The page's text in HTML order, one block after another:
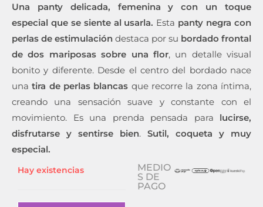
Una panty delicada, femenina y con un toque
especial que se siente al usarla. Esta panty negra con
perlas de estimulación destaca por su bordado frontal
de dos mariposas sobre una flor, un detalle visual
bonito y diferente. Desde el centro del bordado nace
unatira de perlas blancas que recorre la zona íntima,
creando una sensación suave y constante con el
movimiento. Es una prenda pensada para lucirse,
disfrutarse y sentirse bien. Sutil, coqueta y muy
especial.
Hay existencias
MEDIO
S DE
PAGO